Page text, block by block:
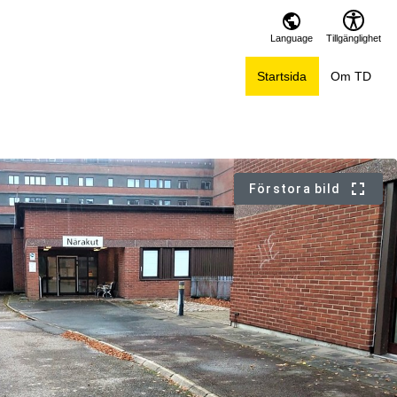
Language Tillgänglighet
Startsida Om TD
Förstora bild